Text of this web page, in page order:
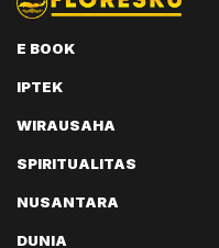
E BOOK
IPTEK
WIRAUSAHA
SPIRITUALITAS
NUSANTARA
DUNIA